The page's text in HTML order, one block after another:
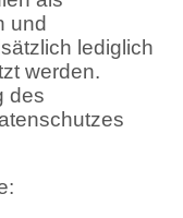
und
lediglich
werden.
des